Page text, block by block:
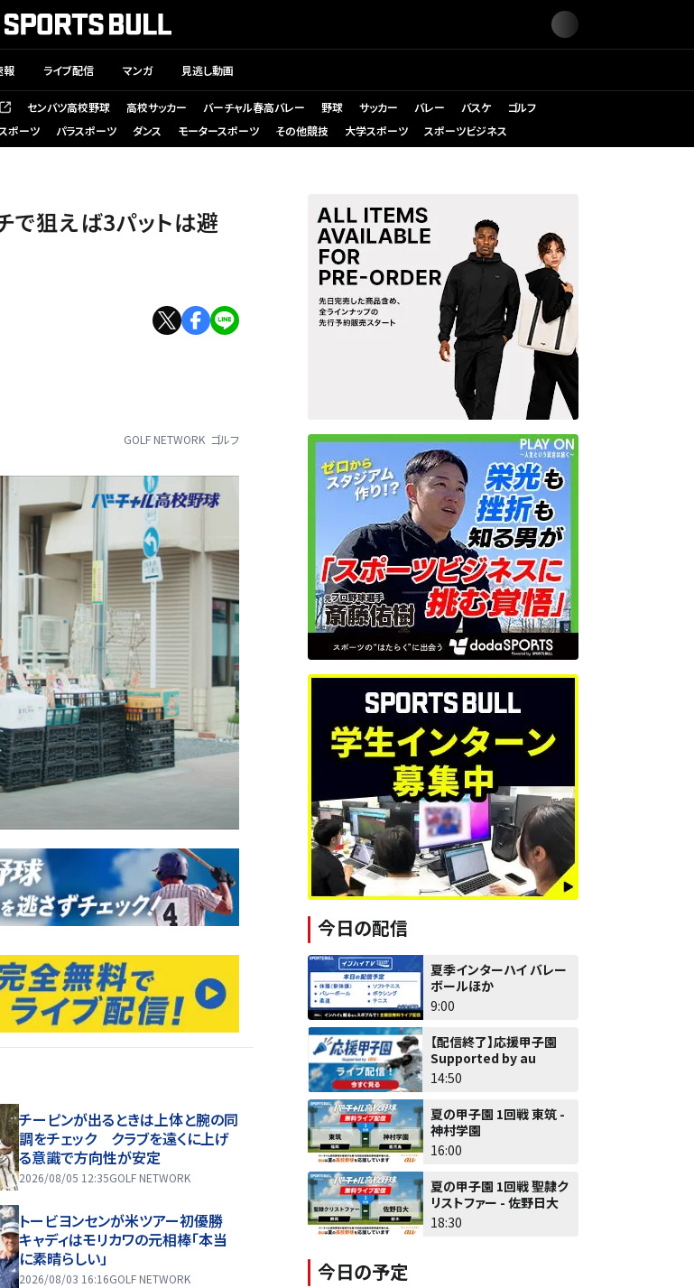
報 ライブ配信 マンガ 見逃し動画
センバツ高校野球 高校サッカー バーチャル春高バレー 野球 サッカー バレー バスケ
ゴルフ
ポーツ パラスポーツ ダンス モータースポーツ その他競技 大学スポーツ スポーツビジネス
で狙えば3パットは避
GOLF NETWORK ゴルフ
チーピンが出るときは上体と腕の同
調をチェック クラブを遠くに上げ
る意識で方向性が安定
2026/08/05 12:35GOLF NETWORK
トービヨンセンが米ツアー初優勝
キャディはモリカワの元相棒「本当
に素晴らしい」
2026/08/03 16:16GOLF NETWORK
今日の配信
夏季インターハイ バレー
ボールほか
9:00
【配信終了】応援甲子園
Supported by au
14:50
夏の甲子園 1回戦 東筑 -
神村学園
16:00
夏の甲子園 1回戦 聖隷ク
リストファー - 佐野日大
18:30
今日の予定